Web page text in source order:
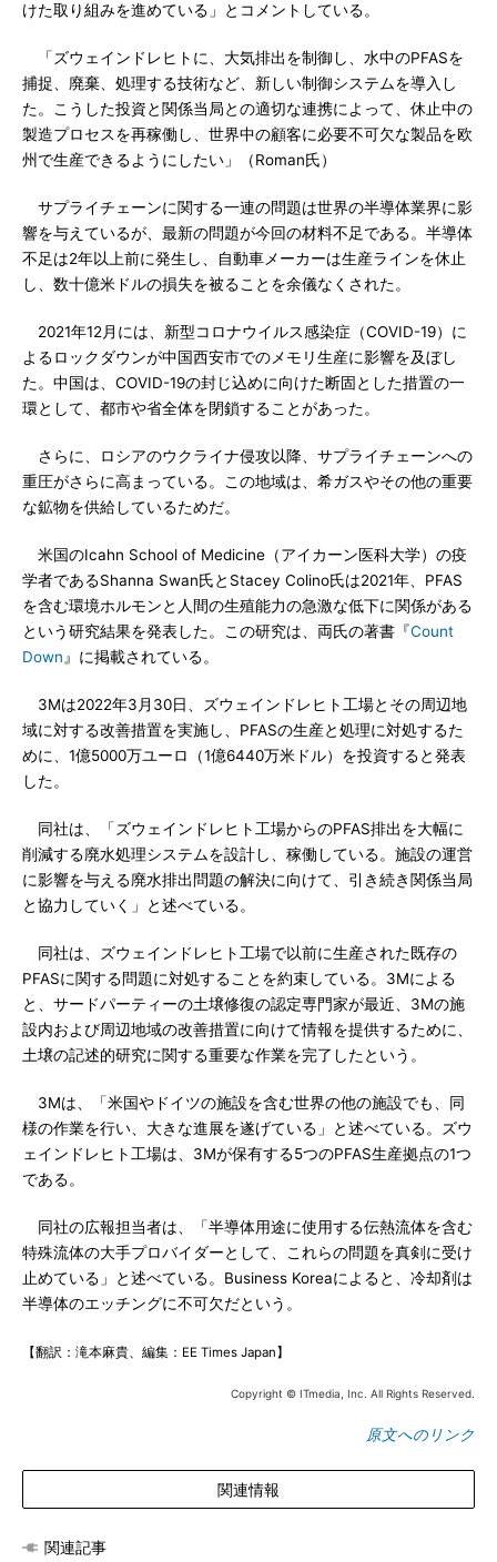
けた取り組みを進めている」とコメントしている。
「ズウェインドレヒトに、大気排出を制御し、水中のPFASを
捕捉、廃棄、処理する技術など、新しい制御システムを導入し
た。こうした投資と関係当局との適切な連携によって、休止中の
製造プロセスを再稼働し、世界中の顧客に必要不可欠な製品を欧
州で生産できるようにしたい」（Roman氏）
サプライチェーンに関する一連の問題は世界の半導体業界に影
響を与えているが、最新の問題が今回の材料不足である。半導体
不足は2年以上前に発生し、自動車メーカーは生産ラインを休止
し、数十億米ドルの損失を被ることを余儀なくされた。
2021年12月には、新型コロナウイルス感染症（COVID-19）に
よるロックダウンが中国西安市でのメモリ生産に影響を及ぼし
た。中国は、COVID-19の封じ込めに向けた断固とした措置の一
環として、都市や省全体を閉鎖することがあった。
さらに、ロシアのウクライナ侵攻以降、サプライチェーンへの
重圧がさらに高まっている。この地域は、希ガスやその他の重要
な鉱物を供給しているためだ。
米国のIcahn School of Medicine（アイカーン医科大学）の疫
学者であるShanna Swan氏とStacey Colino氏は2021年、PFAS
を含む環境ホルモンと人間の生殖能力の急激な低下に関係がある
という研究結果を発表した。この研究は、両氏の著書『Count
Down 』に掲載されている。
3Mは2022年3月30日、ズウェインドレヒト工場とその周辺地
域に対する改善措置を実施し、PFASの生産と処理に対処するた
めに、1億5000万ユーロ（1億6440万米ドル）を投資すると発表
した。
同社は、「ズウェインドレヒト工場からのPFAS排出を大幅に
削減する廃水処理システムを設計し、稼働している。施設の運営
に影響を与える廃水排出問題の解決に向けて、引き続き関係当局
と協力していく」と述べている。
同社は、ズウェインドレヒト工場で以前に生産された既存の
PFASに関する問題に対処することを約束している。3Mによる
と、サードパーティーの土壌修復の認定専門家が最近、3Mの施
設内および周辺地域の改善措置に向けて情報を提供するために、
土壌の記述的研究に関する重要な作業を完了したという。
3Mは、「米国やドイツの施設を含む世界の他の施設でも、同
様の作業を行い、大きな進展を遂げている」と述べている。ズウ
ェインドレヒト工場は、3Mが保有する5つのPFAS生産拠点の1つ
である。
同社の広報担当者は、「半導体用途に使用する伝熱流体を含む
特殊流体の大手プロバイダーとして、これらの問題を真剣に受け
止めている」と述べている。Business Koreaによると、冷却剤は
半導体のエッチングに不可欠だという。
【翻訳：滝本麻貴、編集：EE Times Japan】
Copyright © ITmedia, Inc. All Rights Reserved.
原文へのリンク
関連情報
関連記事